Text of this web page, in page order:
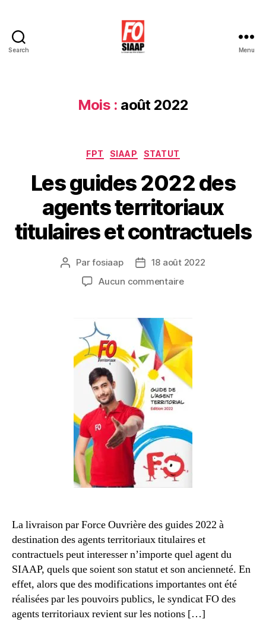
Search
Force
Ouvrière
Menu
Mois : août 2022
Catégories
FPT SIAAP STATUT
Les guides 2022 des
agents territoriaux
titulaires et contractuels
Auteur
l’article
Parfosiaap
Date18 août 2022
Aucun commentairesur
des
agents
titulaires
et
La livraison par Force Ouvrière des guides 2022 à
destination des agents territoriaux titulaires et
contractuels peut interesser n’importe quel agent du
SIAAP, quels que soient son statut et son ancienneté. En
effet, alors que des modifications importantes ont été
réalisées par les pouvoirs publics, le syndicat FO des
agents territoriaux revient sur les notions […]